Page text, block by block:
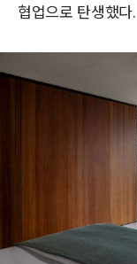
협업으로 탄생했다.